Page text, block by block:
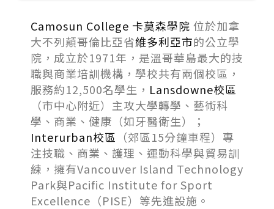
Camosun College 卡莫森學院 位於加拿
大不列顛哥倫比亞省維多利亞市的公立學
院，成立於1971年，是溫哥華島最大的技
職與商業培訓機構，學校共有兩個校區，
服務約12,500名學生， Lansdowne校區
（市中心附近）主攻大學轉學、藝術科
學、商業、健康（如牙醫衛生）；
Interurban校區 （郊區15分鐘車程）專
注技職、商業、護理、運動科學與貿易訓
練，擁有Vancouver Island Technology
Park與Pacific Institute for Sport
Excellence（PISE）等先進設施。